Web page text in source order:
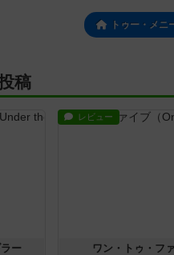
トゥー・メ
稿
ー
レビュー
ワン・トゥ・フ